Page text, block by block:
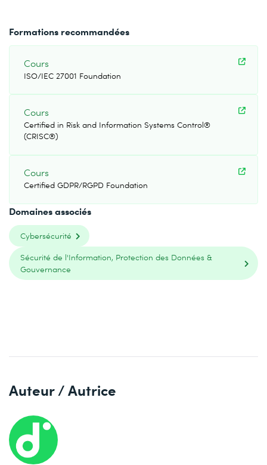
Formations recommandées
Cours
ISO/IEC 27001 Foundation
Cours
Certified in Risk and Information Systems Control®
(CRISC®)
Cours
Certified GDPR/RGPD Foundation
Domaines associés
Cybersécurité
Sécurité de l'Information, Protection des Données &
Gouvernance
Auteur / Autrice